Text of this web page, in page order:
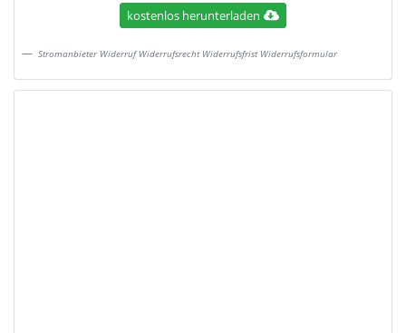
kostenlos herunterladen
Stromanbieter Widerruf Widerrufsrecht Widerrufsfrist Widerrufsformular